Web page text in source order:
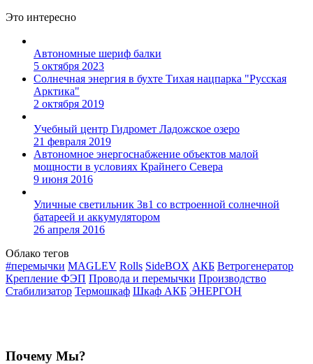
Это интересно
Автономные шериф балки
5 октября 2023
Солнечная энергия в бухте Тихая нацпарка "Русская
Арктика"
2 октября 2019
Учебный центр Гидромет Ладожское озеро
21 февраля 2019
Автономное энергоснабжение объектов малой
мощности в условиях Крайнего Севера
9 июня 2016
Уличные светильник 3в1 со встроенной солнечной
батареей и аккумулятором
26 апреля 2016
Облако тегов
#перемычки MAGLEV Rolls SideBOX АКБ Ветрогенератор
Крепление ФЭП Провода и перемычки Производство
Стабилизатор Термошкаф Шкаф АКБ ЭНЕРГОН
Почему Мы?